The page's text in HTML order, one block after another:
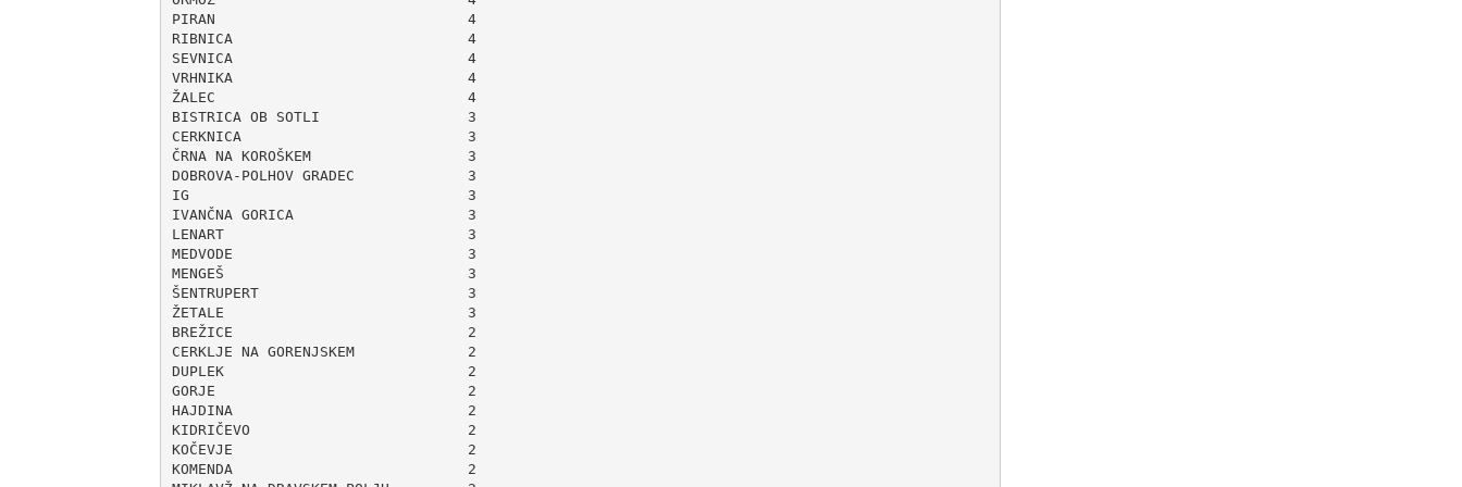
PIRAN                             4
RIBNICA                           4
SEVNICA                           4
VRHNIKA                           4
ŽALEC                             4
BISTRICA OB SOTLI                 3
CERKNICA                          3
ČRNA NA KOROŠKEM                  3
DOBROVA-POLHOV GRADEC             3
IG                                3
IVANČNA GORICA                    3
LENART                            3
MEDVODE                           3
MENGEŠ                            3
ŠENTRUPERT                        3
ŽETALE                            3
BREŽICE                           2
CERKLJE NA GORENJSKEM             2
DUPLEK                            2
GORJE                             2
HAJDINA                           2
KIDRIČEVO                         2
KOČEVJE                           2
KOMENDA                           2